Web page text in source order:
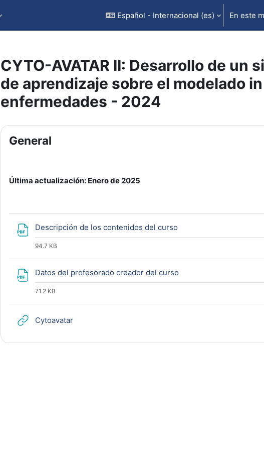
Español - Internacional ‎(es)‎ En este
CYTO-AVATAR II: Desarrollo de un
de aprendizaje sobre el modelado
enfermedades - 2024
Perfilado de sección
General
Última actualización: Enero de 2025
Descripción de los contenidos del curso
94.7 KB
Datos del profesorado creador del curso
71.2 KB
CytoavatarURL